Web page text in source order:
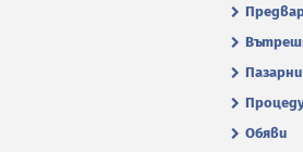
Обяви